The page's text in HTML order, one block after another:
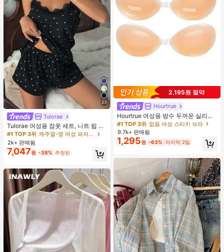
23
Tulorae
Tulorae 여성용 잠옷 세트, 니트 립 원
단, 하트 프린트 대비 레이스 트림, 로
맨틱 달콤 귀여운 섹시 캐미솔 & 반바
지 베이비돌 잠옷 세트 투피스 나이트
세트 섹시 잠옷 세트 여성용 잠옷 롬퍼
투피스 잠옷 세트 여성용 잠옷 세트 도
트 잠옷 세트 잠옷 반바지 세트 투피스
잠옷 세트 여성용 여름 세트 도트 반바
지 세트 여성용 잠옷 세트 반바지 잠옷
세트 여성용 투피스 여름 라운지 세트
#1 TOP 3위
캐주얼-영 여성 파자마 세트
2k+ 판매됨
7,047원 -38% 추정된
2,195원 절약
Hourtrue
Hourtrue 여성용 방수 두꺼운 실리콘
가슴 페탈, 작은 가슴 리프트업 & 푸시
인용, 웨딩 촬영 및 들러리용
#1 TOP 3위 없음 여성 스티키 브라
9.7k+ 판매됨
1,295원 -63% 마지막 2일